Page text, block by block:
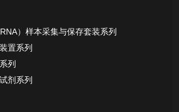
剂
剂
）样本采集与保存套装系列
置系列
列
剂系列